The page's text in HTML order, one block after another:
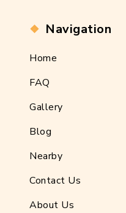
Navigation
Home
FAQ
Gallery
Blog
Nearby
Contact Us
About Us